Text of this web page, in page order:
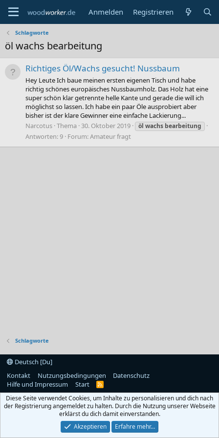
Anmelden Registrieren
Schlagworte
öl wachs bearbeitung
Richtiges Öl/Wachs gesucht! Nussbaum
Hey Leute Ich baue meinen ersten eigenen Tisch und habe
richtig schönes europäisches Nussbaumholz. Das Holz hat eine
super schön klar getrennte helle Kante und gerade die will ich
möglichst so lassen. Ich habe ein paar Öle ausprobiert aber
bisher ist der klare Gewinner eine einfache Lackierung...
Narcotus Thema 30. Oktober 2019 öl wachs bearbeitung
Antworten: 9 Forum:Amateur fragt
Schlagworte
Deutsch [Du]
Kontakt
Nutzungsbedingungen
Datenschutz
Hilfe und Impressum
Start
R
S
Diese Seite verwendet Cookies, um Inhalte zu personalisieren und dich nach
der Registrierung angemeldet zu halten. Durch die Nutzung unserer Webseite
erklärst du dich damit einverstanden.
Akzeptieren
Erfahre mehr…